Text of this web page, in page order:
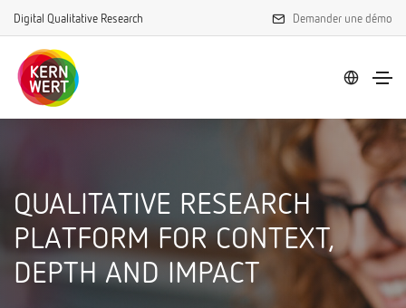
Digital Qualitative Research Demander une démo
QUALITATIVE RESEARCH
PLATFORM FOR CONTEXT,
DEPTH AND IMPACT